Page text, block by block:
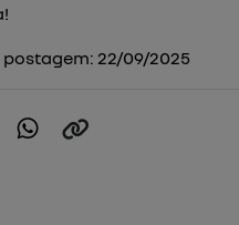
22/09/2025